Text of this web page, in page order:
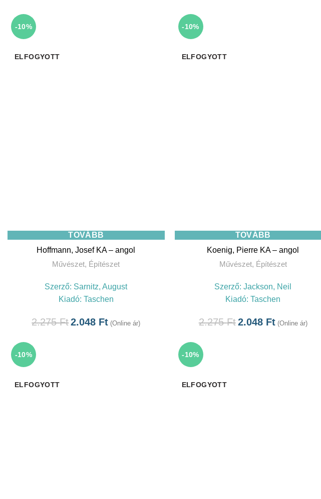
-10%
ELFOGYOTT
TOVÁBB
Hoffmann, Josef KA – angol
Művészet, Építészet
Szerző: Sarnitz, August
Kiadó: Taschen
2.275Ft2.048 Ft (Online ár)
-10%
ELFOGYOTT
TOVÁBB
Koenig, Pierre KA – angol
Művészet, Építészet
Szerző:Jackson, Neil
Kiadó:Taschen
2.275Ft2.048 Ft (Online ár)
-10%
ELFOGYOTT
-10%
ELFOGYOTT